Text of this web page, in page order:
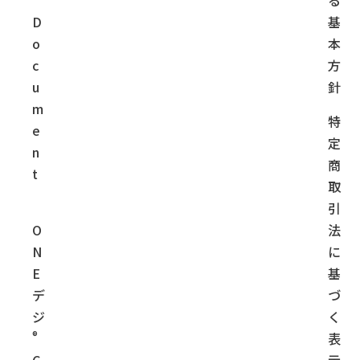
D
o
c
u
m
e
n
t
O
N
E
デ
ジ
®
基
本
方
針
特
定
商
取
引
法
に
基
づ
く
表